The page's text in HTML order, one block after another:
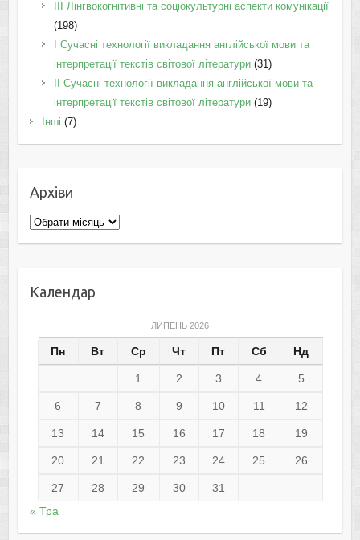
IІI Лінгвокогнітивні та соціокультурні аспекти комунікації
(198)
I Cучасні технології викладання англійської мови та
інтерпретації текстів світової літератури(31)
II Cучасні технології викладання англійської мови та
інтерпретації текстів світової літератури(19)
Інші (7)
Архіви
Архіви
Календар
ЛИПЕНЬ 2026
Пн Вт Ср Чт Пт Сб Нд
1 2 3 4 5
6 7 8 9 10 11 12
13 14 15 16 17 18 19
20 21 22 23 24 25 26
27 28 29 30
31
« Тра